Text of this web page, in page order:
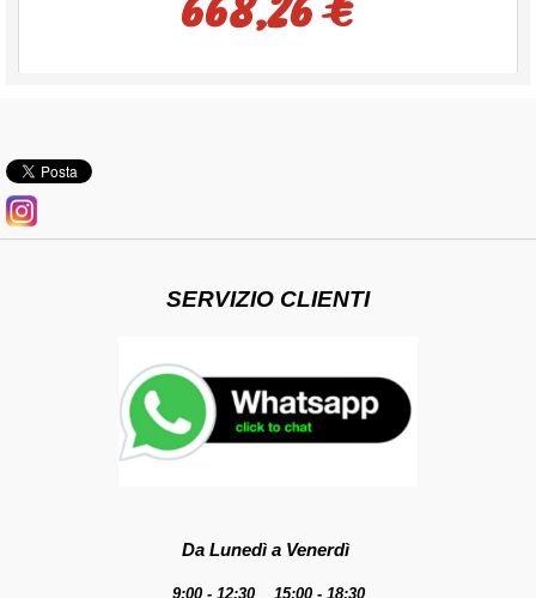
SERVIZIO CLIENTI
Da Lunedì a Venerdì
9:00 - 12:30 15:00 - 18:30